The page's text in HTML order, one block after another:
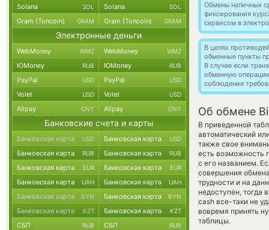
Обмены наличных
фиксирования
сервисом в
В целях
обменные пункты
В случае если
обменную
соблюдения
Об обмене
В приведенной
автоматический
также свое
есть возможность
с его названием.
совершения
трудности и на
недоступен,
cash все-таки не
вовремя принять
таблицы.
Solana SOL Solana SOL
Gram (Toncoin) GRAM Gram (Toncoin) GRAM
Электронные деньги
WebMoney WMZ WebMoney WMZ
ЮMoney RUB ЮMoney RUB
PayPal USD PayPal USD
Volet USD Volet USD
Alipay CNY Alipay CNY
Банковские счета и карты
Банковская карта USD Банковская карта USD
Банковская карта RUB Банковская карта RUB
Банковская карта EUR Банковская карта EUR
Банковская карта UAH Банковская карта UAH
Банковская карта BYN Банковская карта BYN
Банковская карта KZT Банковская карта KZT
СБП RUB СБП RUB